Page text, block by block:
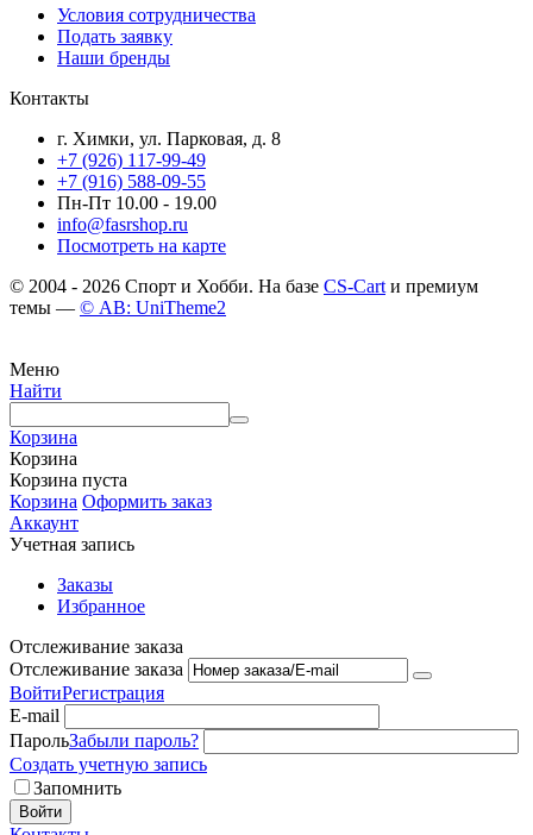
Условия сотрудничества
Подать заявку
Наши бренды
Контакты
г. Химки, ул. Парковая, д. 8
+7 (926) 117-99-49
+7 (916) 588-09-55
Пн-Пт 10.00 - 19.00
info@fasrshop.ru
Посмотреть на карте
© 2004 - 2026 Спорт и Хобби. На базе CS-Cart и премиум
темы — © AB: UniTheme2
Меню
Найти
Корзина
Корзина
Корзина пуста
Корзина Оформить заказ
Аккаунт
Учетная запись
Заказы
Избранное
Отслеживание заказа
Отслеживание заказа
ВойтиРегистрация
E-mail
ПарольЗабыли пароль?
Создать учетную запись
Запомнить
Войти